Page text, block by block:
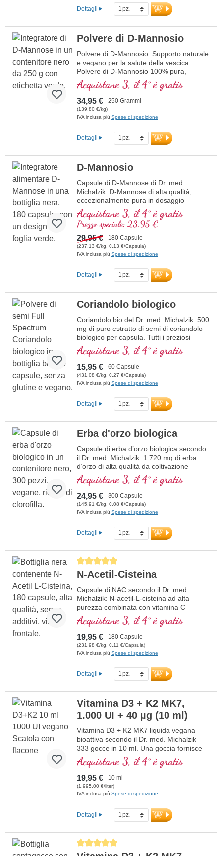
esperienza nella produzione.
Dettagli
Polvere di D-Mannosio
Polvere di D-Mannosio: Supporto naturale
e vegano per la salute della vescica.
Polvere di D-Mannosio 100% pura,
altamente pura e senza additivi. 250 g per
contenitore, dosabile flessibilmente.
più informazioni sulla polvere di D-
Mannosio
Acquistane 3, il 4° è gratis
34,95 € 250 Grammi
(139,80 €/kg)
IVA inclusa più Spese di spedizione
Dettagli
D-Mannosio
Capsule di D-Mannose di Dr. med.
Michalzik: D-Mannose di alta qualità,
eccezionalmente pura in dosaggio
ottimale – vegano, naturale e senza
additivi. Progettato per un uso quotidiano
mirato con fino a 5 g di D-Mannose
altamente pura al giorno. Processato
delicatamente per garantire la massima
qualità e purezza. Prodotto in Germania,
HACCP. Sigillatura senza alluminio per un
imballaggio sostenibile. Sviluppato da
esperienza nei nutrienti vitali e più di 20
anni di esperienza nella produzione di
integratori alimentari di alta qualità.
Ulteriori informazioni sulle capsule
di D-Mannose
Acquistane 3, il 4° è gratis
Prezzo speciale: 23,95 €
29,95 € 180 Capsule
(237,13 €/kg, 0,13 €/Capsula)
IVA inclusa più Spese di spedizione
Dettagli
Coriandolo biologico
Coriandolo bio del Dr. med. Michalzik: 500
mg di puro estratto di semi di coriandolo
biologico per capsula. Tutti i preziosi
componenti del coriandolo in qualità
premium. Vegano, senza additivi e con
sigillo privo di alluminio.
ulteriori informazioni sulle capsule di
polvere di semi di coriandolo biologico
Acquistane 3, il 4° è gratis
15,95 € 60 Capsule
(431,08 €/kg, 0,27 €/Capsula)
IVA inclusa più Spese di spedizione
Dettagli
Erba d'orzo biologica
Capsule di erba d’orzo biologica secondo
il Dr. med. Michalzik: 1.720 mg di erba
d’orzo di alta qualità da coltivazione
biologica controllata per dose giornaliera.
Capsule piccole, facili da deglutire,
sufficienti per 2,5 mesi. Perfette per
supportare un’alimentazione alcalina, per
programmi detox o per favorire il
e senza additivi. Sigillatura senza
alluminio e oltre 20 anni di esperienza
qualità.
Maggiori informazioni sulle capsule
Acquistane 3, il 4° è gratis
24,95 € 300 Capsule
(145,91 €/kg, 0,08 €/Capsula)
IVA inclusa più Spese di spedizione
Dettagli
Average rating of 5 out of 5 stars
N-Acetil-Cisteina
Capsule di NAC secondo il Dr. med.
Michalzik: N-acetil-L-cisteina ad alta
purezza combinata con vitamina C
tamponata. Senza additivi e
perfettamente dosata con 600 mg di NAC
e 160 mg di vitamina C per dose
giornaliera. Vegano e ipoallergenico, con
vitamina C ben tollerata. Prodotto in
qualità – testato in laboratorio, certificato
ISO e HACCP. Sigillato senza alluminio.
micronutrienti.
Ulteriori informazioni sul NAC
Acquistane 3, il 4° è gratis
19,95 € 180 Capsule
(231,98 €/kg, 0,11 €/Capsula)
IVA inclusa più Spese di spedizione
Dettagli
Vitamina D3 + K2 MK7,
1.000 UI + 40 µg (10 ml)
Vitamina D3 + K2 MK7 liquida vegana
bioattiva secondo il Dr. med. Michalzik –
333 gocce in 10 ml. Una goccia fornisce
1.000 IE di vitamina D3 e 40 μg di K2
(MK7 all-trans). Massima qualità premium
da licheni di alta qualità controllati (non da
alghe!) in combinazione ottimale con la
forma K2 all-trans particolarmente
vegana. Disciolta in olio di cocco MCT
protettivo, coltivato senza pesticidi, per
combinazione ottimale supporta il
mantenimento di ossa normali,
Acquistane 3, il 4° è gratis
19,95 € 10 ml
(1.995,00 €/liter)
IVA inclusa più Spese di spedizione
Dettagli
Average rating of 5 out of 5 stars